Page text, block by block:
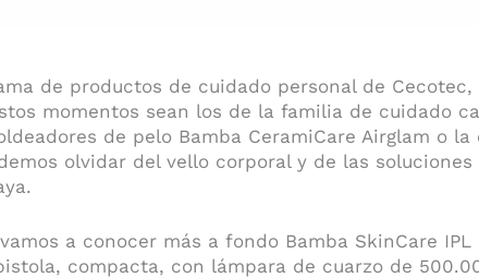
de productos de cuidado personal de
momentos sean los de la familia de cuidado
de pelo Bamba CeramiCare Airglam o
olvidar del vello corporal y de las
a conocer más a fondo Bamba SkinCare
compacta, con lámpara de cuarzo de